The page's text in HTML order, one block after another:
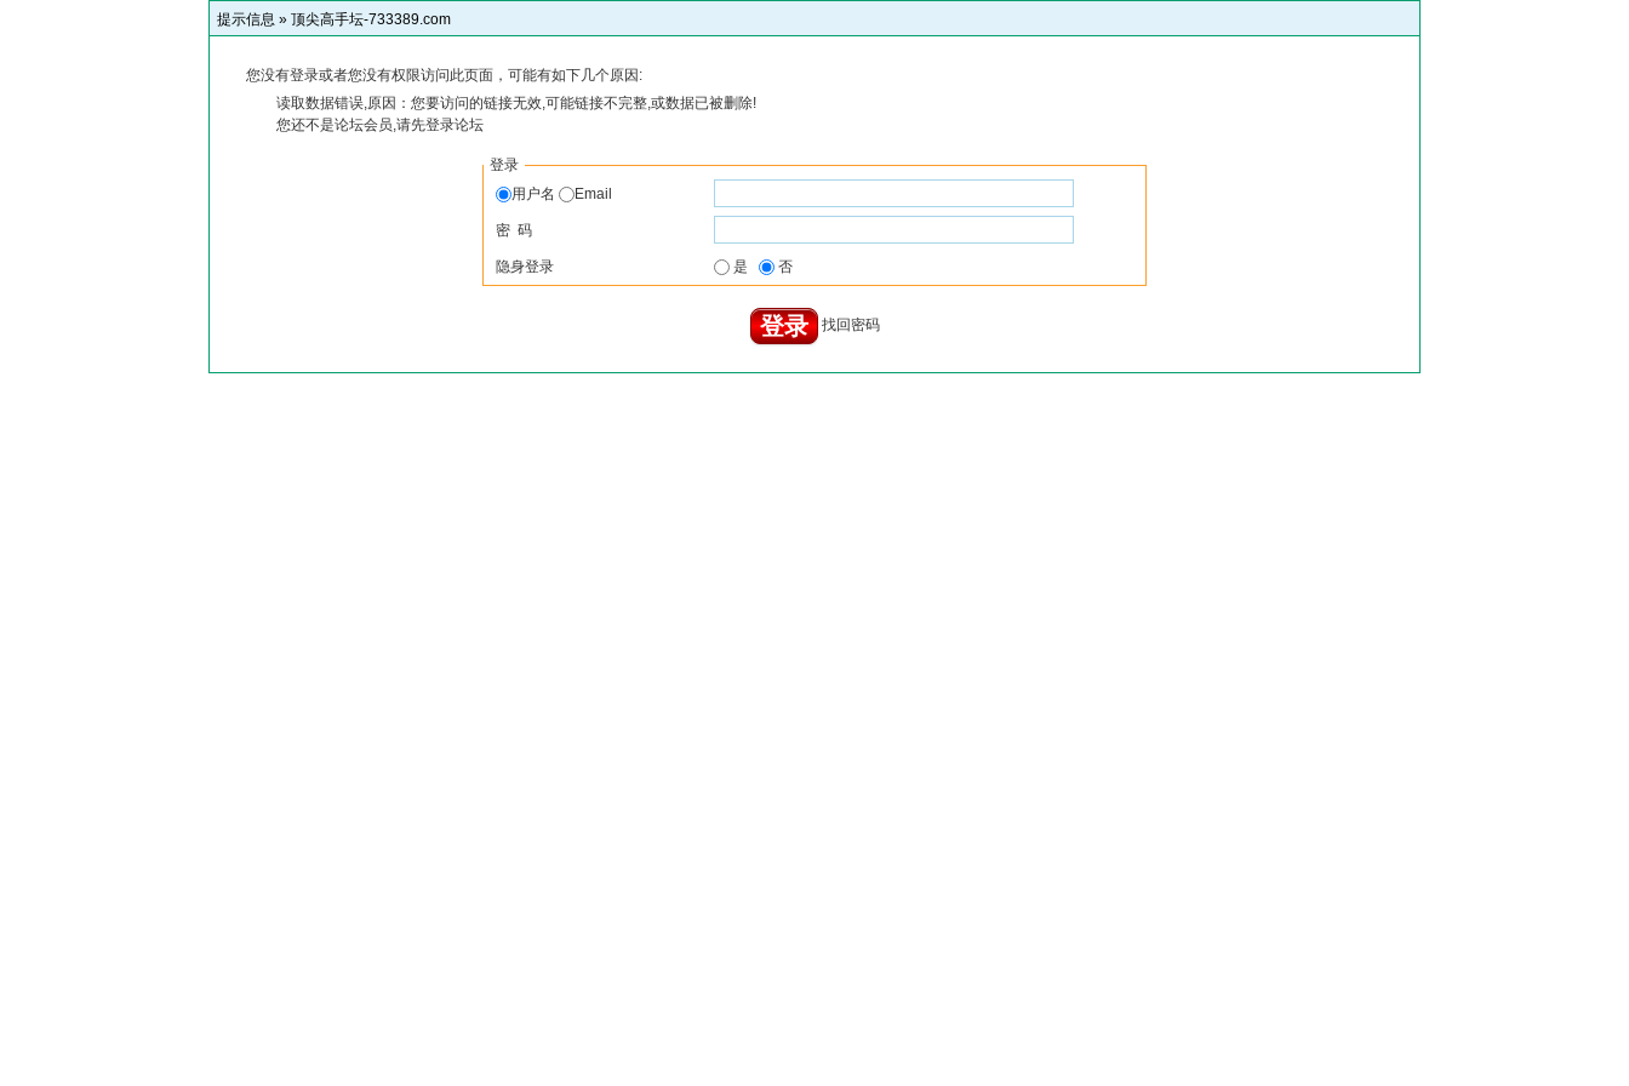
提示信息 » 顶尖高手坛-733389.com
您没有登录或者您没有权限访问此页面，可能有如下几个原因:
读取数据错误,原因：您要访问的链接无效,可能链接不完整,或数据已被删除!
您还不是论坛会员,请先登录论坛
登录
用户名
Email
密 码
隐身登录 是 否
找回密码